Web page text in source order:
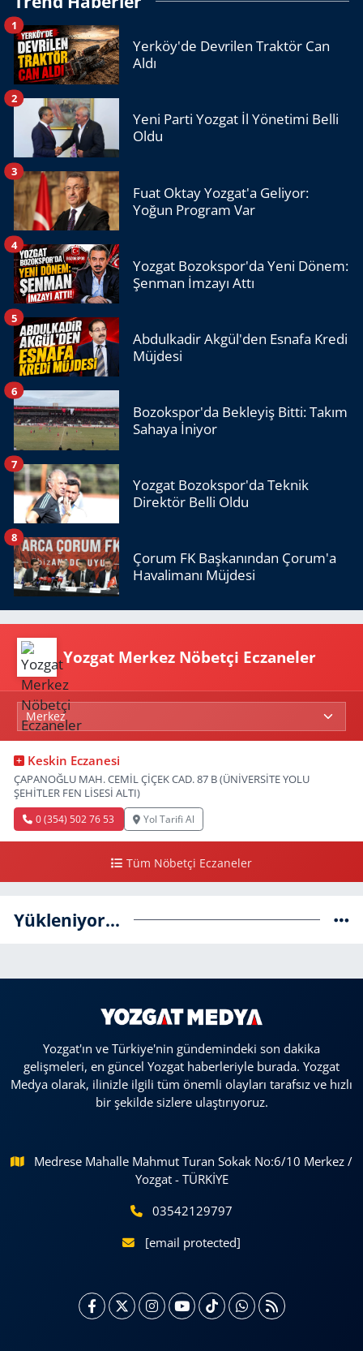
Yerköy'de Devrilen Traktör Can
Aldı
1
Yeni Parti Yozgat İl Yönetimi Belli
Oldu
2
Fuat Oktay Yozgat'a Geliyor:
Yoğun Program Var
3
Yozgat Bozokspor'da Yeni Dönem:
Şenman İmzayı Attı
4
Abdulkadir Akgül'den Esnafa Kredi
Müjdesi
5
Bozokspor'da Bekleyiş Bitti: Takım
Sahaya İniyor
6
Yozgat Bozokspor'da Teknik
Direktör Belli Oldu
7
Çorum FK Başkanından Çorum'a
Havalimanı Müjdesi
8
Yozgat Merkez Nöbetçi Eczaneler
Keskin Eczanesi
ÇAPANOĞLU MAH. CEMİL ÇİÇEK CAD. 87 B (ÜNİVERSİTE YOLU
ŞEHİTLER FEN LİSESİ ALTI)
0 (354) 502 76 53 Yol Tarifi Al
Tüm Nöbetçi Eczaneler
Yükleniyor...
Yozgat'ın ve Türkiye'nin gündemindeki son dakika
gelişmeleri, en güncel Yozgat haberleriyle burada. Yozgat
Medya olarak, ilinizle ilgili tüm önemli olayları tarafsız ve hızlı
bir şekilde sizlere ulaştırıyoruz.
Medrese Mahalle Mahmut Turan Sokak No:6/10 Merkez /
Yozgat - TÜRKİYE
03542129797
[email protected]